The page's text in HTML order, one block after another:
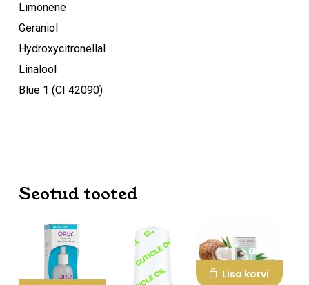
Limonene
Geraniol
Hydroxycitronellal
Linalool
Blue 1 (CI 42090)
Seotud tooted
Lisa korvi